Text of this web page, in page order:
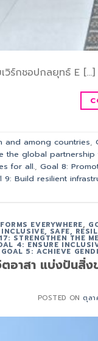
วิร์กชอปกลยุทธ์ E […]
and among countries,
the global
for all., Goal 8:
9: Build resilient
EVERYWHERE,
SAFE,
STRENGTHEN THE
4: ENSURE
GOAL 5: ACHIEVE
ตอาสา แบ่งปันสิ่
POSTED ON ตุล